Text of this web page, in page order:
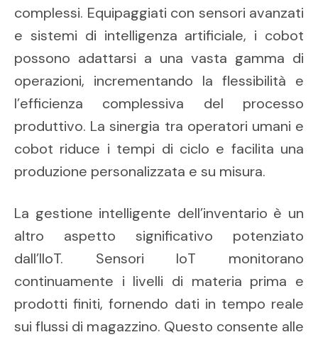
complessi. Equipaggiati con sensori avanzati
e sistemi di intelligenza artificiale, i cobot
possono adattarsi a una vasta gamma di
operazioni, incrementando la flessibilità e
l’efficienza complessiva del processo
produttivo. La sinergia tra operatori umani e
cobot riduce i tempi di ciclo e facilita una
produzione personalizzata e su misura.
La gestione intelligente dell’inventario è un
altro aspetto significativo potenziato
dall’IIoT. Sensori IoT monitorano
continuamente i livelli di materia prima e
prodotti finiti, fornendo dati in tempo reale
sui flussi di magazzino. Questo consente alle